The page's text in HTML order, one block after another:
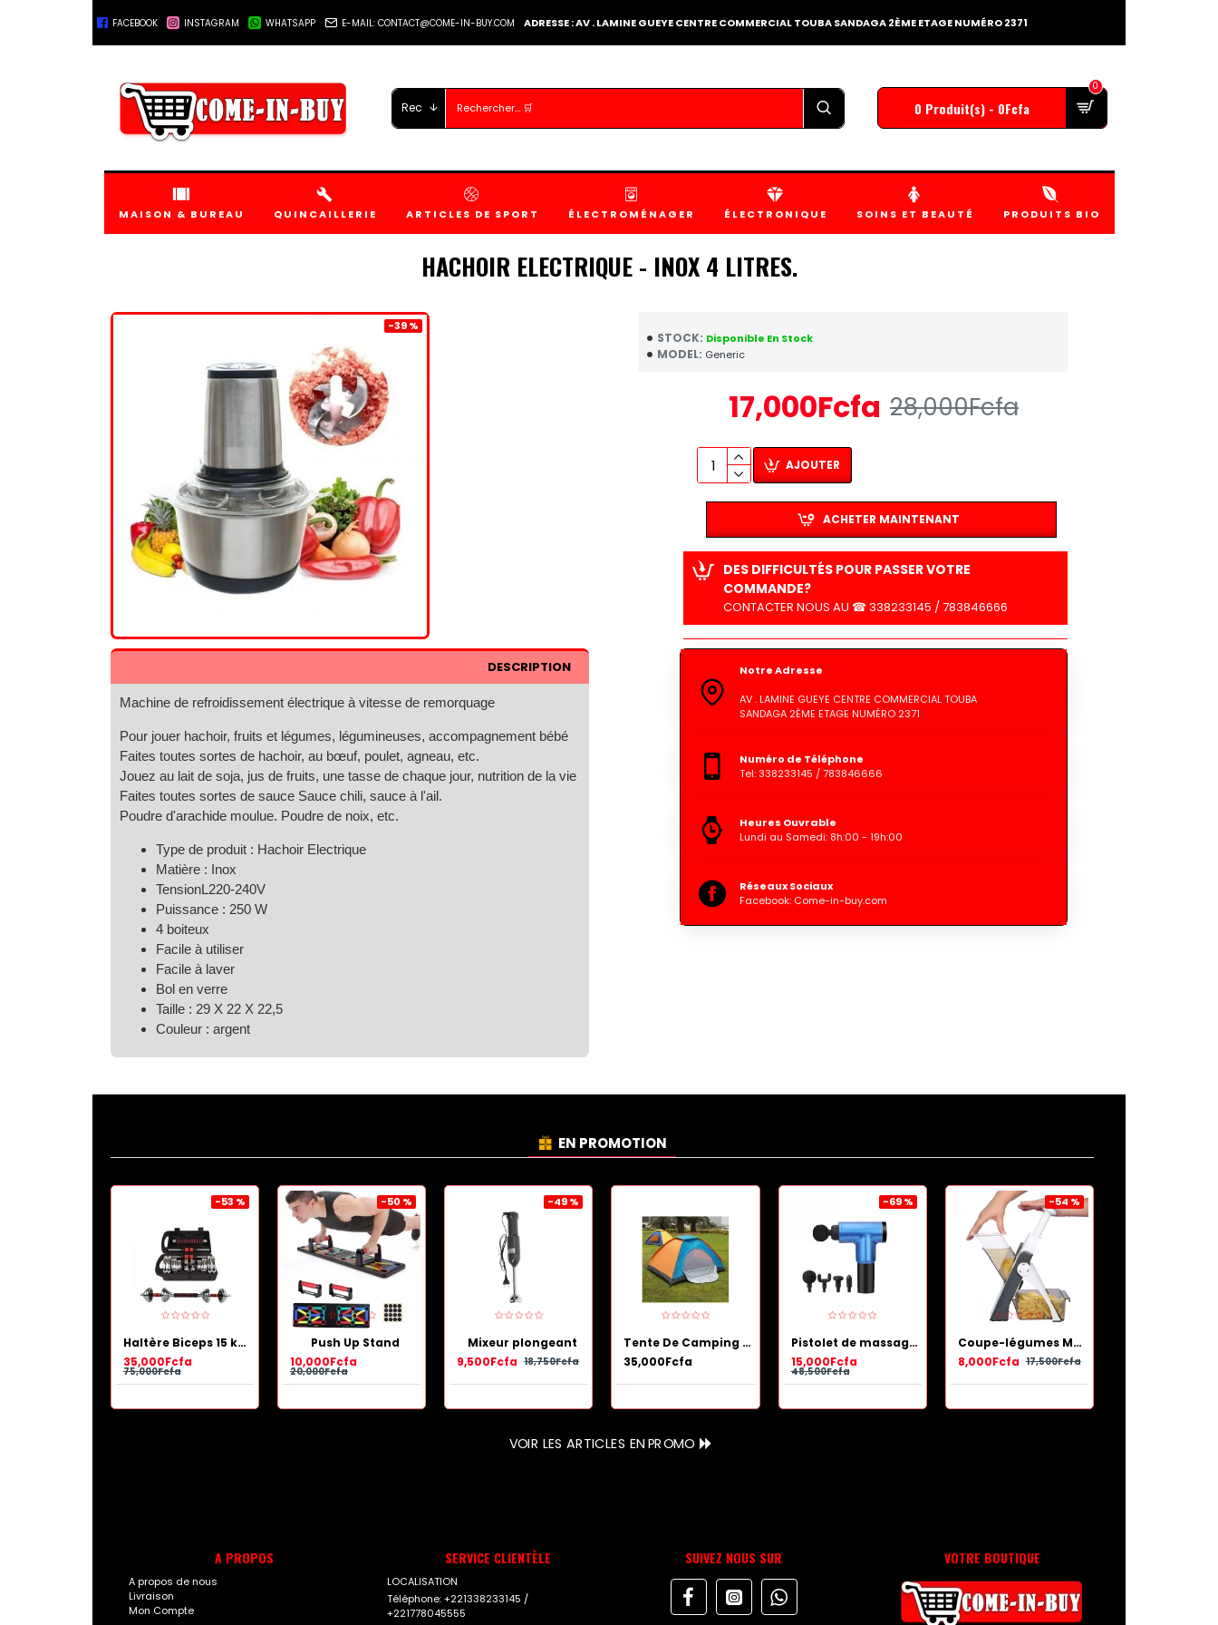
FACEBOOK INSTAGRAM WHATSAPP E-MAIL: CONTACT@COME-IN-BUY.COM ADRESSE : AV . LAMINE GUEYE CENTRE COMMERCIAL TOUBA SANDAGA 2ÈME ETAGE NUMÉRO 2371
Rec 0 Produit(s) - 0Fcfa
0
MAISON & BUREAU QUINCAILLERIE ARTICLES DE SPORT ÉLECTROMÉNAGER ÉLECTRONIQUE SOINS ET BEAUTÉ PRODUITS BIO
HACHOIR ELECTRIQUE - INOX 4 LITRES.
-39 %
STOCK: Disponible En Stock
MODEL: Generic
17,000Fcfa 28,000Fcfa
AJOUTER
ACHETER MAINTENANT
DES DIFFICULTÉS POUR PASSER VOTRE
COMMANDE?
CONTACTER NOUS AU ☎ 338233145 / 783846666
DESCRIPTION
Machine de refroidissement électrique à vitesse de remorquage
Pour jouer hachoir, fruits et légumes, légumineuses, accompagnement bébé
Faites toutes sortes de hachoir, au bœuf, poulet, agneau, etc.
Jouez au lait de soja, jus de fruits, une tasse de chaque jour, nutrition de la vie
Faites toutes sortes de sauce Sauce chili, sauce à l'ail.
Poudre d'arachide moulue. Poudre de noix, etc.
Type de produit : Hachoir Electrique
Matière : Inox
TensionL220-240V
Puissance : 250 W
4 boiteux
Facile à utiliser
Facile à laver
Bol en verre
Taille : 29 X 22 X 22,5
Couleur : argent
Notre Adresse
AV . LAMINE GUEYE CENTRE COMMERCIAL TOUBA
SANDAGA 2ÈME ETAGE NUMÉRO 2371
Numéro de Téléphone
Tel: 338233145 / 783846666
Heures Ouvrable
Lundi au Samedi: 8h:00 - 19h:00
Réseaux Sociaux
Facebook: Come-in-buy.com
EN PROMOTION
-53 %
Haltère Biceps 15 kg, argent
35,000Fcfa
75,000Fcfa
-50 %
Push Up Stand
10,000Fcfa
20,000Fcfa
-49 %
Mixeur plongeant
9,500Fcfa 18,750Fcfa
Tente De Camping Portable et Démontable 3 places.
35,000Fcfa
-69 %
Pistolet de massage de récupération musculaire Bleu
15,000Fcfa
48,500Fcfa
-54 %
Coupe-légumes Multifonctionnel de haute qualité
8,000Fcfa 17,500Fcfa
VOIR LES ARTICLES EN PROMO
A PROPOS
A propos de nous
Livraison
Mon Compte
SERVICE CLIENTÈLE
LOCALISATION
Téléphone: +221338233145 /
+221778045555
SUIVEZ NOUS SUR VOTRE BOUTIQUE